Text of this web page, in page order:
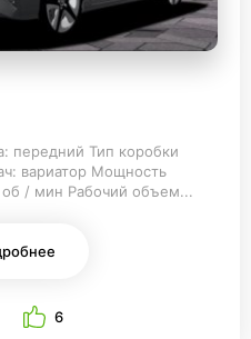
передний Тип коробки
вариатор Мощность
об / мин Рабочий объем...
6